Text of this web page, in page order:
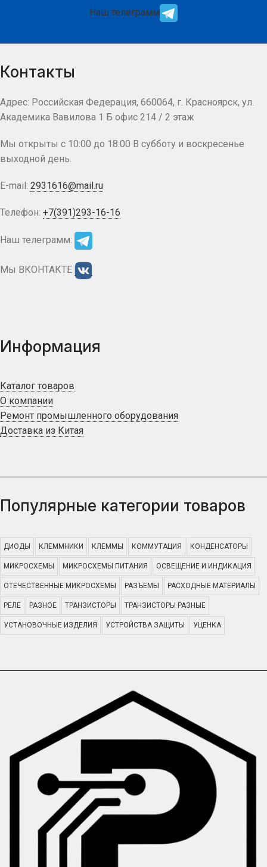
Наш телеграмм
Контакты
Адрес: Российская Федерация, 660064, г. Красноярск, ул.
Академика Вавилова 1 Б офис 214 / 2 этаж
Мы открыты с 10:00 до 18:00 В субботу и воскресенье
выходной день.
E-mail: 2931616@mail.ru
Телефон: +7(391)293-16-16
Наш телеграмм:
Мы ВКОНТАКТЕ
Информация
Каталог товаров
О компании
Ремонт промышленного оборудования
Доставка из Китая
Популярные категории товаров
ДИОДЫ КЛЕММНИКИ КЛЕММЫ КОММУТАЦИЯ КОНДЕНСАТОРЫ
МИКРОСХЕМЫ МИКРОСХЕМЫ ПИТАНИЯ ОСВЕЩЕНИЕ И ИНДИКАЦИЯ
ОТЕЧЕСТВЕННЫЕ МИКРОСХЕМЫ РАЗЪЕМЫ РАСХОДНЫЕ МАТЕРИАЛЫ
РЕЛЕ РАЗНОЕ ТРАНЗИСТОРЫ ТРАНЗИСТОРЫ РАЗНЫЕ
УСТАНОВОЧНЫЕ ИЗДЕЛИЯ УСТРОЙСТВА ЗАЩИТЫ УЦЕНКА